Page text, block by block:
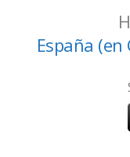
España